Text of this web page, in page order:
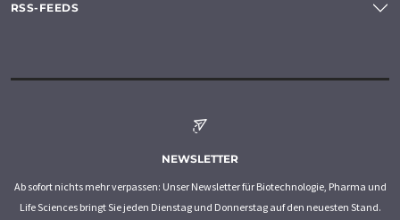
RSS-FEEDS
NEWSLETTER
Ab sofort nichts mehr verpassen: Unser Newsletter für Biotechnologie, Pharma und
Life Sciences bringt Sie jeden Dienstag und Donnerstag auf den neuesten Stand.